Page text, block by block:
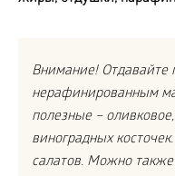
Внимание! Отдавайте
нерафинированным
полезные –
виноградных
салатов. Можно